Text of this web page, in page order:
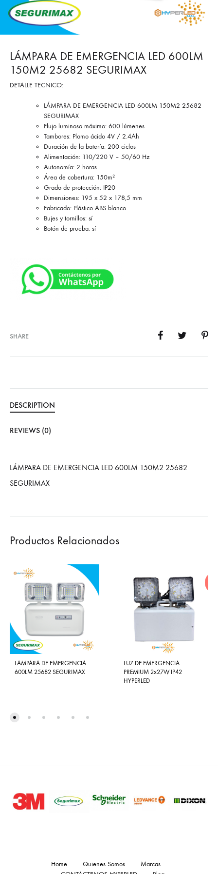
LÁMPARA DE EMERGENCIA LED 600LM
150M2 25682 SEGURIMAX
DETALLE TECNICO:
LÁMPARA DE EMERGENCIA LED 600LM 150M2 25682
SEGURIMAX
Flujo luminoso máximo: 600 lúmenes
Tambores: Plomo ácido 4V / 2.4Ah
Duración de la batería: 200 ciclos
Alimentación: 110/220 V – 50/60 Hz
Autonomía: 2 horas
Área de cobertura: 150m²
Grado de protección: IP20
Dimensiones: 195 x 52 x 178,5 mm
Fabricado: Plástico ABS blanco
Bujes y tornillos: sí
Botón de prueba: sí
SHARE
DESCRIPTION
REVIEWS (0)
LÁMPARA DE EMERGENCIA LED 600LM 150M2 25682
SEGURIMAX
Productos Relacionados
LAMPARA DE EMERGENCIA
600LM 25682 SEGURIMAX
LUZ DE EMERGENCIA
PREMIUM 2x27W IP42
HYPERLED
Home Quienes Somos
Marcas